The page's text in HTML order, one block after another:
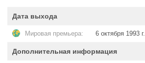
Дата выхода
Мировая премьера: 6 октября 1993 г.
Дополнительная информация